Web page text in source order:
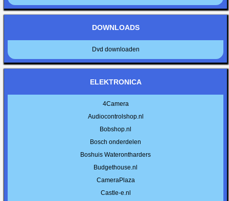
DOWNLOADS
Dvd downloaden
ELEKTRONICA
4Camera
Audiocontrolshop.nl
Bobshop.nl
Bosch onderdelen
Boshuis Waterontharders
Budgethouse.nl
CameraPlaza
Castle-e.nl